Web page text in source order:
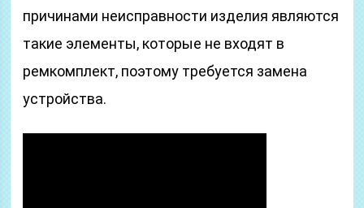
причинами неисправности изделия являются
такие элементы, которые не входят в
ремкомплект, поэтому требуется замена
устройства.